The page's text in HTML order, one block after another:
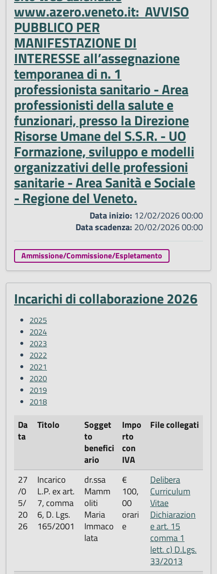
www.azero.veneto.it: AVVISO
PUBBLICO PER
MANIFESTAZIONE DI
INTERESSE all’assegnazione
temporanea di n. 1
professionista sanitario - Area
professionisti della salute e
funzionari, presso la Direzione
Risorse Umane del S.S.R. - UO
Formazione, sviluppo e modelli
organizzativi delle professioni
sanitarie - Area Sanità e Sociale
- Regione del Veneto.
Data inizio: 12/02/2026 00:00
Data scadenza: 20/02/2026 00:00
Ammissione/Commissione/Espletamento
Incarichi di collaborazione 2026
2025
2024
2023
2022
2021
2020
2019
2018
Da
ta
Titolo
Sogget
to
benefici
ario
Impo
rto
con
IVA
File collegati
27
/0
5/
20
26
Incarico
L.P. ex art.
7, comma
6, D. Lgs.
165/2001
dr.ssa
Mamm
oliti
Maria
Immaco
lata
€
100,
00
orari
e
Delibera
Curriculum
Vitae
Dichiarazion
e art. 15
comma 1
lett. c) D.Lgs.
33/2013